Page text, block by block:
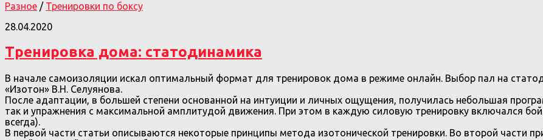
Разное / Тренировки по боксу
28.04.2020
Тренировка дома: статодинамика
В начале самоизоляции искал оптимальный формат для тренировок дома в режиме онлайн. Выбор пал на
«Изотон» В.Н. Селуянова.
После адаптации, в большей степени основанной на интуиции и личных ощущения, получилась небольшая
так и упражнения с максимальной амплитудой движения. При этом в каждую силовую тренировку включался
всегда).
В первой части статьи описываются некоторые принципы метода изотонической тренировки. Во второй части